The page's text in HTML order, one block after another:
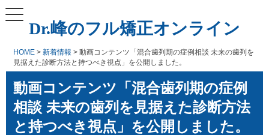
Dr.峰のフル矯正オンライン
HOME >新着情報 > 動画コンテンツ「混合歯列期の症例相談 未来の歯列を
見据えた診断方法と持つべき視点」を公開しました。
動画コンテンツ「混合歯列期の症例
相談 未来の歯列を見据えた診断方法
と持つべき視点」を公開しました。